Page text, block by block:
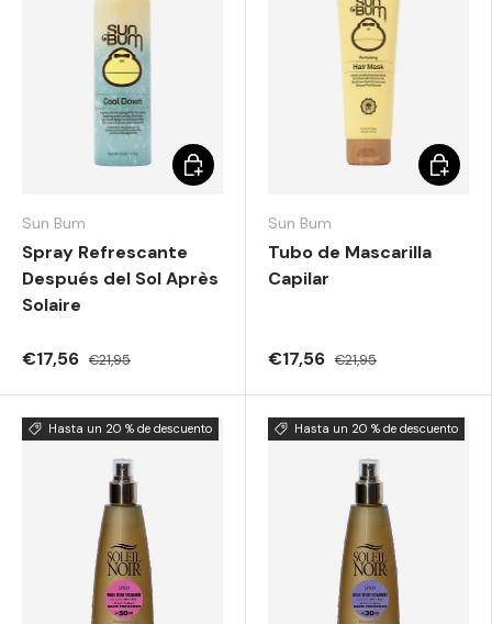
Sun Bum
Spray Refrescante
Después del Sol Après
Solaire
€17,56 €21,95
Elegir opciones
Sun Bum
Tubo de Mascarilla
Capilar
€17,56 €21,95
Elegir
Hasta un 20 % de descuento Hasta un 20 % de descuento